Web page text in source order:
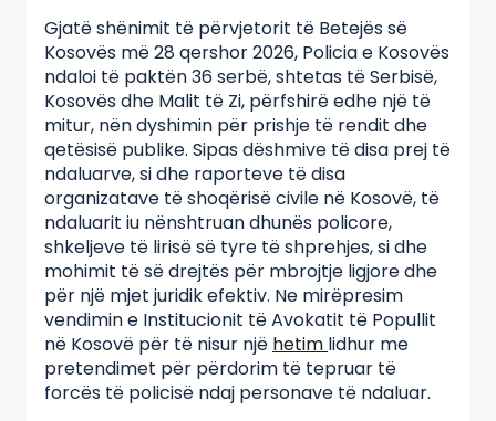
Gjatë shënimit të përvjetorit të Betejës së
Kosovës më 28 qershor 2026, Policia e Kosovës
ndaloi të paktën 36 serbë, shtetas të Serbisë,
Kosovës dhe Malit të Zi, përfshirë edhe një të
mitur, nën dyshimin për prishje të rendit dhe
qetësisë publike. Sipas dëshmive të disa prej të
ndaluarve, si dhe raporteve të disa
organizatave të shoqërisë civile në Kosovë, të
ndaluarit iu nënshtruan dhunës policore,
shkeljeve të lirisë së tyre të shprehjes, si dhe
mohimit të së drejtës për mbrojtje ligjore dhe
për një mjet juridik efektiv. Ne mirëpresim
vendimin e Institucionit të Avokatit të Popullit
në Kosovë për të nisur një hetim lidhur me
pretendimet për përdorim të tepruar të
forcës të policisë ndaj personave të ndaluar.